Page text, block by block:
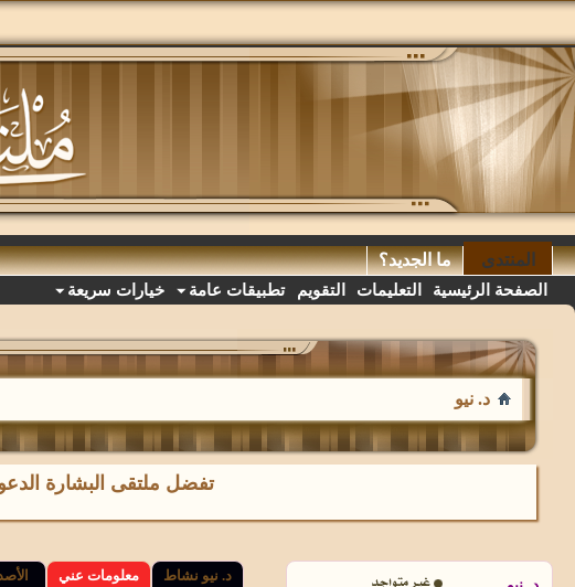
المنتدى
الصفحة الرئيسية التعليمات التقويم تطبيقات عامة خيارات سريعة
ما الجديد؟
د. نيو
تفضل ملتقى البشارة
د. نيو نشاط معلومات عني